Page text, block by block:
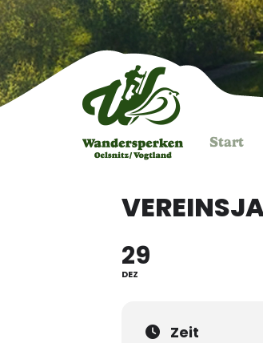
Start
29
DEZ
Zeit